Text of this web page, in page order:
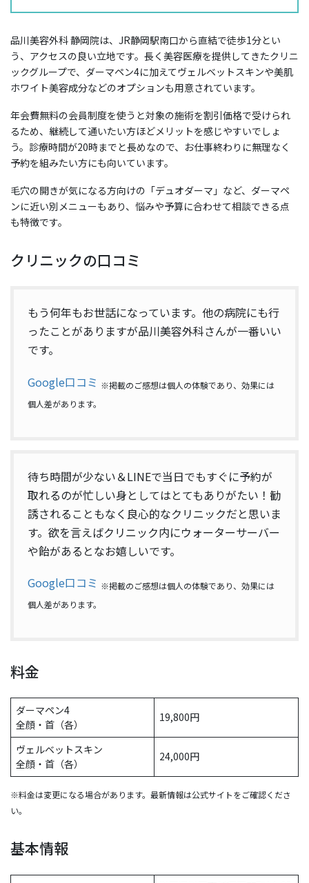
品川美容外科 静岡院は、JR静岡駅南口から直結で徒歩1分とい
う、アクセスの良い立地です。長く美容医療を提供してきたクリニ
ックグループで、ダーマペン4に加えてヴェルベットスキンや美肌
ホワイト美容成分などのオプションも用意されています。
年会費無料の会員制度を使うと対象の施術を割引価格で受けられ
るため、継続して通いたい方ほどメリットを感じやすいでしょ
う。診療時間が20時までと長めなので、お仕事終わりに無理なく
予約を組みたい方にも向いています。
毛穴の開きが気になる方向けの「デュオダーマ」など、ダーマペ
ンに近い別メニューもあり、悩みや予算に合わせて相談できる点
も特徴です。
クリニックの口コミ
もう何年もお世話になっています。他の病院にも行
ったことがありますが品川美容外科さんが一番いい
です。
Google口コミ ※掲載のご感想は個人の体験であり、効果には
個人差があります。
待ち時間が少ない＆LINEで当日でもすぐに予約が
取れるのが忙しい身としてはとてもありがたい！勧
誘されることもなく良心的なクリニックだと思いま
す。欲を言えばクリニック内にウォーターサーバー
や飴があるとなお嬉しいです。
Google口コミ ※掲載のご感想は個人の体験であり、効果には
個人差があります。
料金
ダーマペン4
全顔・首（各）
19,800円
ヴェルベットスキン
全顔・首（各）
24,000円
※料金は変更になる場合があります。最新情報は公式サイトをご確認くださ
い。
基本情報